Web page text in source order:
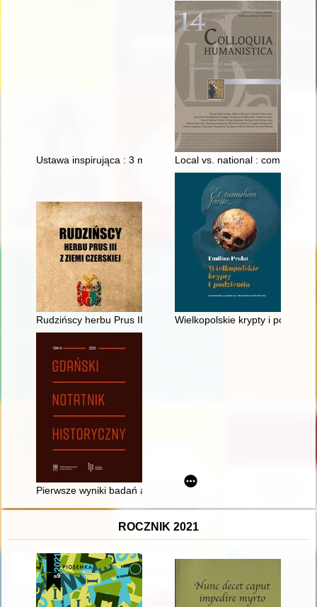
Ustawa inspirująca : 3 maj 1791 rokuLocal vs. national :
Rudzińscy herbu Prus III z ziemi ciechanowskiej w
Wielkopolskie krypty i
Pierwsze wyniki badań archeologicznych przy ulicy
ROCZNIK 2021